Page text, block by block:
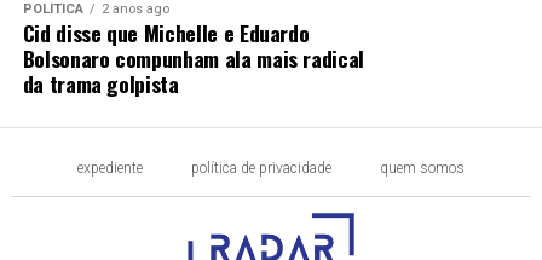
POLÍTICA 2 anos ago
Cid disse que Michelle e Eduardo
Bolsonaro compunham ala mais radical
da trama golpista
expediente política de privacidade quem somos